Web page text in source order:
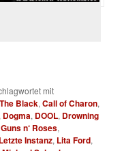
mit
Black,Call of Charon,
Dogma, DOOL, Drowning
Guns n‘ Roses,
Letzte Instanz, Lita Ford,